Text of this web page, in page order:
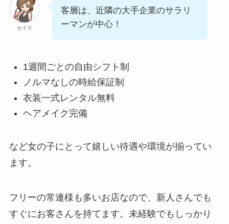
セイラ
客層は、近隣の大手企業のサラリ
ーマンが中心！
1週間ごとの自由シフト制
ノルマなしの時給保証制
衣装一式レンタル無料
ヘアメイク完備
など女の子にとって嬉しい待遇や環境が揃ってい
ます。
フリーの常連様も多いお店なので、新人さんでも
すぐにお客さんを持てます。未経験でもしっかり